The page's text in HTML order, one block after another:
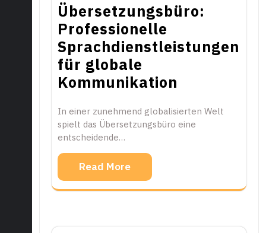
Übersetzungsbüro:
Professionelle
Sprachdienstleistungen
für globale
Kommunikation
In einer zunehmend globalisierten Welt
spielt das Übersetzungsbüro eine
entscheidende…
Read More